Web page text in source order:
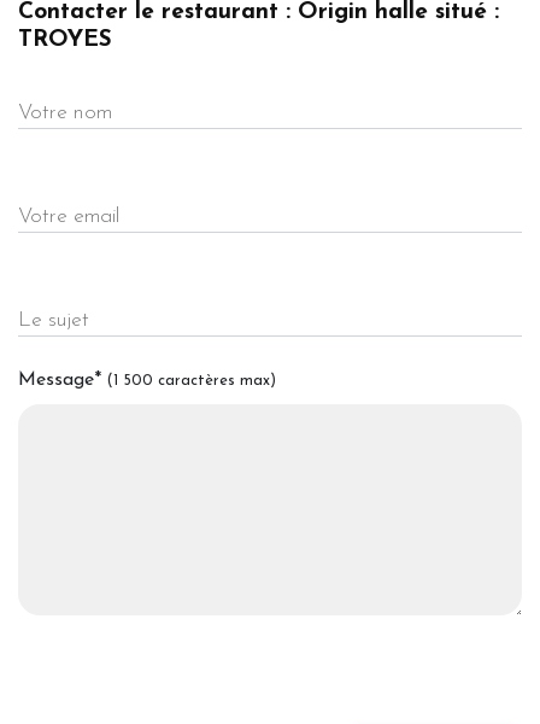
Contacter le restaurant : Origin halle situé :
TROYES
Votre nom
Votre email
Le sujet
Message* (1 500 caractères max)